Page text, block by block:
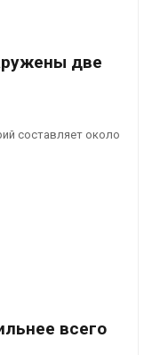
две
составляет около
всего